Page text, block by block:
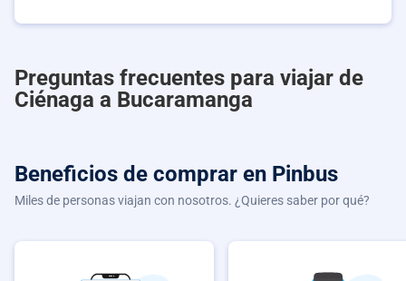
Preguntas frecuentes para viajar de
Ciénaga a Bucaramanga
Beneficios de comprar en Pinbus
Miles de personas viajan con nosotros. ¿Quieres saber por qué?